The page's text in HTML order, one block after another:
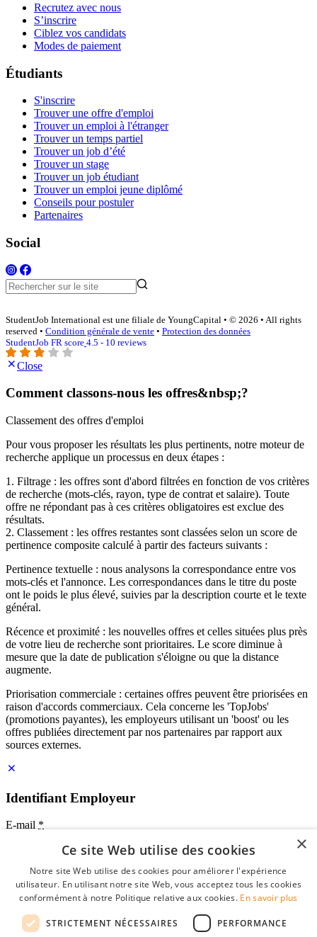
Recrutez avec nous
S’inscrire
Ciblez vos candidats
Modes de paiement
Étudiants
S'inscrire
Trouver une offre d'emploi
Trouver un emploi à l'étranger
Trouver un temps partiel
Trouver un job d’été
Trouver un stage
Trouver un job étudiant
Trouver un emploi jeune diplômé
Conseils pour postuler
Partenaires
Social
StudentJob International est une filiale de YoungCapital • © 2026 • All rights
reserved • Condition générale de vente • Protection des données
StudentJob FR score 4.5 - 10 reviews
Close
Comment classons-nous les offres&nbsp;?
Classement des offres d'emploi
Pour vous proposer les résultats les plus pertinents, notre moteur de
recherche applique un processus en deux étapes :
1. Filtrage : les offres sont d'abord filtrées en fonction de vos critères
de recherche (mots-clés, rayon, type de contrat et salaire). Toute
offre ne répondant pas à ces critères obligatoires est exclue des
résultats.
2. Classement : les offres restantes sont classées selon un score de
pertinence composite calculé à partir des facteurs suivants :
Pertinence textuelle : nous analysons la correspondance entre vos
mots-clés et l'annonce. Les correspondances dans le titre du poste
ont le poids le plus élevé, suivies par la description courte et le texte
général.
Récence et proximité : les nouvelles offres et celles situées plus près
de votre lieu de recherche sont prioritaires. Le score diminue à
mesure que la date de publication s'éloigne ou que la distance
augmente.
Priorisation commerciale : certaines offres peuvent être priorisées en
raison d'accords commerciaux. Cela concerne les 'TopJobs'
(promotions payantes), les employeurs utilisant un 'boost' ou les
offres publiées directement par nos partenaires par rapport aux
sources externes.
Identifiant Employeur
E-mail *
Mot de passe
se souvenir de moi
mot de passe oublié?
×
Ce site Web utilise des cookies
Notre site Web utilise des cookies pour améliorer l'expérience
utilisateur. En utilisant notre site Web, vous acceptez tous les cookies
conformément à notre Politique relative aux cookies. En savoir plus
STRICTEMENT NÉCESSAIRES PERFORMANCE